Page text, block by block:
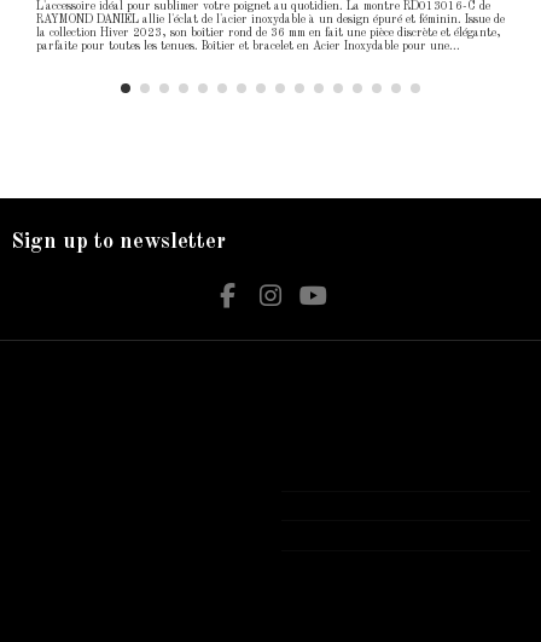
L'accessoire idéal pour sublimer votre poignet au quotidien. La montre RD013016-C de
RAYMOND DANIEL allie l'éclat de l'acier inoxydable à un design épuré et féminin. Issue de
la collection Hiver 2023, son boîtier rond de 36 mm en fait une pièce discrète et élégante,
parfaite pour toutes les tenues. Boîtier et bracelet en Acier Inoxydable pour une...
Sign up to newsletter